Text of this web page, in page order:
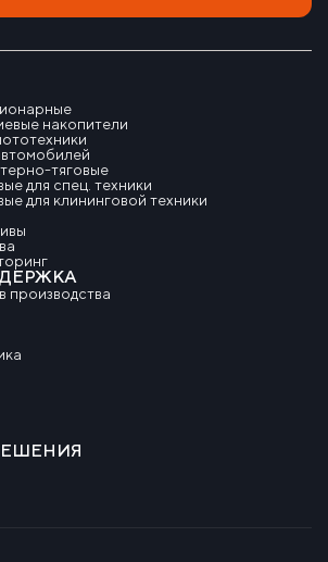
накопители
тяговые
для спец. техники
для клининговой техники
производства